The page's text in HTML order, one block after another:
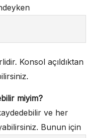
Konsol açıldıktan
miyim?
ve her
Bunun için